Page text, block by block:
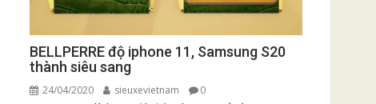
BELLPERRE độ iphone 11, Samsung S20
thành siêu sang
24/04/2020 sieuxevietnam 0